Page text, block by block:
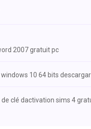
2007 gratuit pc
windows 10 64 bits descargar
clé dactivation sims 4